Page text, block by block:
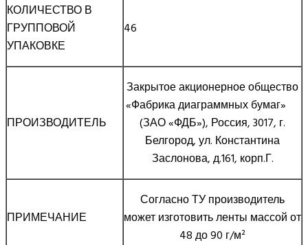
КОЛИЧЕСТВО В
ГРУППОВОЙ
УПАКОВКЕ
46
ПРОИЗВОДИТЕЛЬ
Закрытое акционерное общество
«Фабрика диаграммных бумаг»
(ЗАО «ФДБ»), Россия, 3017, г.
Белгород, ул. Константина
Заслонова, д.161, корп.Г.
ПРИМЕЧАНИЕ
Согласно ТУ производитель
может изготовить ленты массой от
48 до 90 г/м²